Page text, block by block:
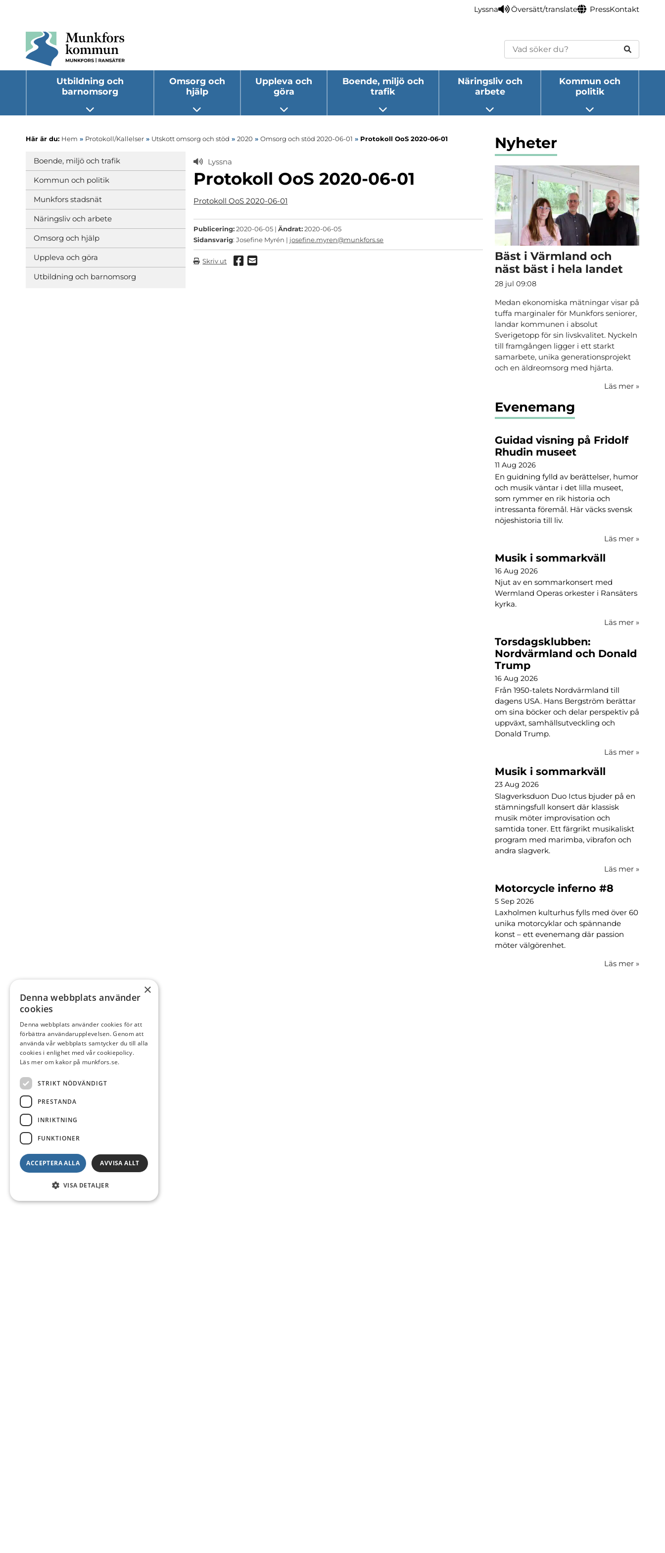
Lyssna Översätt/translate PressKontakt
Sök
Utbildning och
barnomsorg
Öppna undermeny
Omsorg och
hjälp
Öppna undermeny
Uppleva och
göra
Öppna undermeny
Boende, miljö och
trafik
Öppna undermeny
Näringsliv och
arbete
Öppna undermeny
Kommun och
politik
Öppna undermeny
Här är du: Hem » Protokoll/Kallelser » Utskott omsorg och stöd » 2020 » Omsorg och stöd 2020-06-01 » Protokoll OoS 2020-06-01
Boende, miljö och trafik
Kommun och politik
Munkfors stadsnät
Näringsliv och arbete
Omsorg och hjälp
Uppleva och göra
Utbildning och barnomsorg
Lyssna
Protokoll OoS 2020-06-01
Protokoll OoS 2020-06-01
Publicering:2020-06-05 |Ändrat:2020-06-05
Sidansvarig: Josefine Myrén | josefine.myren@munkfors.se
Skriv ut Dela via Facebook
Dela via mail
Nyheter
Bäst i Värmland och
näst bäst i hela landet
28 jul 09:08
Medan ekonomiska mätningar visar på
tuffa marginaler för Munkfors seniorer,
landar kommunen i absolut
Sverigetopp för sin livskvalitet. Nyckeln
till framgången ligger i ett starkt
samarbete, unika generationsprojekt
och en äldreomsorg med hjärta.
Läs mer »
Evenemang
Guidad visning på Fridolf
Rhudin museet
11 Aug 2026
En guidning fylld av berättelser, humor
och musik väntar i det lilla museet,
som rymmer en rik historia och
intressanta föremål. Här väcks svensk
nöjeshistoria till liv.
Läs mer »
Musik i sommarkväll
16 Aug 2026
Njut av en sommarkonsert med
Wermland Operas orkester i Ransäters
kyrka.
Läs mer »
Torsdagsklubben:
Nordvärmland och Donald
Trump
16 Aug 2026
Från 1950-talets Nordvärmland till
dagens USA. Hans Bergström berättar
om sina böcker och delar perspektiv på
uppväxt, samhällsutveckling och
Donald Trump.
Läs mer »
Musik i sommarkväll
23 Aug 2026
Slagverksduon Duo Ictus bjuder på en
stämningsfull konsert där klassisk
musik möter improvisation och
samtida toner. Ett färgrikt musikaliskt
program med marimba, vibrafon och
andra slagverk.
Läs mer »
Motorcycle inferno #8
5 Sep 2026
Laxholmen kulturhus fylls med över 60
unika motorcyklar och spännande
konst – ett evenemang där passion
möter välgörenhet.
Läs mer »
×
Denna webbplats använder
cookies
Denna webbplats använder cookies för att
förbättra användarupplevelsen. Genom att
använda vår webbplats samtycker du till alla
cookies i enlighet med vår cookiepolicy.
Läs mer om kakor på munkfors.se.
STRIKT NÖDVÄNDIGT
PRESTANDA
INRIKTNING
FUNKTIONER
ACCEPTERA ALLA AVVISA ALLT
VISA DETALJER